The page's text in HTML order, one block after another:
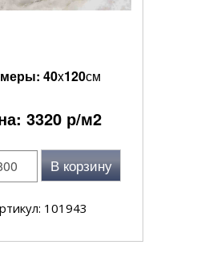
40x120см
3320 р/м2
В корзину
101943